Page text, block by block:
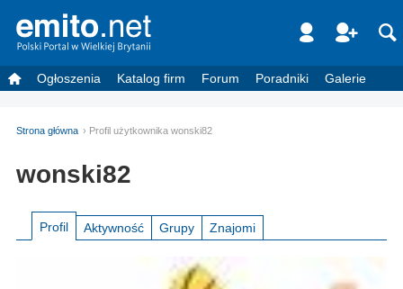
Ogłoszenia Katalog firm Forum Poradniki Galerie
Strona główna Profil użytkownika wonski82
wonski82
Profil Aktywność Grupy Znajomi